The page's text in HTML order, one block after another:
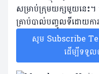
សម្រាប់ក្រុមយក្សមួយនេះ
គ្រាប់បាល់បញ្ចូលទីដោយក
សូម Subscribe
ដើម្បីទទួ